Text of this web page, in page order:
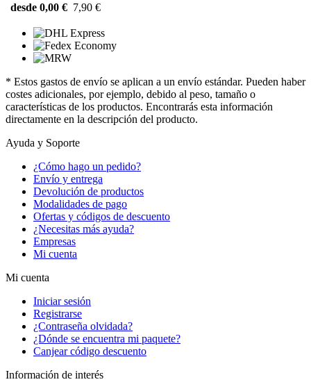
desde 0,00 € 7,90 €
* Estos gastos de envío se aplican a un envío estándar. Pueden haber
costes adicionales, por ejemplo, debido al peso, tamaño o
características de los productos. Encontrarás esta información
directamente en la descripción del producto.
Ayuda y Soporte
¿Cómo hago un pedido?
Envío y entrega
Devolución de productos
Modalidades de pago
Ofertas y códigos de descuento
¿Necesitas más ayuda?
Empresas
Mi cuenta
Mi cuenta
Iniciar sesión
Registrarse
¿Contraseña olvidada?
¿Dónde se encuentra mi paquete?
Canjear código descuento
Información de interés